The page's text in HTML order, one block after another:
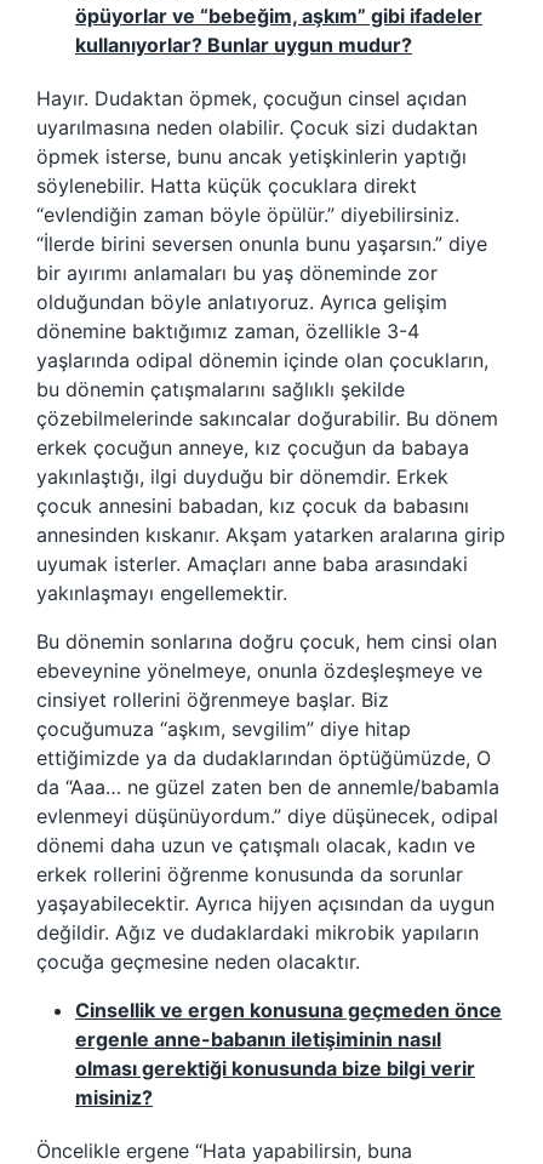
öpüyorlar ve “bebeğim, aşkım” gibi ifadeler
kullanıyorlar? Bunlar uygun mudur?
Hayır. Dudaktan öpmek, çocuğun cinsel açıdan
uyarılmasına neden olabilir. Çocuk sizi dudaktan
öpmek isterse, bunu ancak yetişkinlerin yaptığı
söylenebilir. Hatta küçük çocuklara direkt
“evlendiğin zaman böyle öpülür.” diyebilirsiniz.
“İlerde birini seversen onunla bunu yaşarsın.” diye
bir ayırımı anlamaları bu yaş döneminde zor
olduğundan böyle anlatıyoruz. Ayrıca gelişim
dönemine baktığımız zaman, özellikle 3-4
yaşlarında odipal dönemin içinde olan çocukların,
bu dönemin çatışmalarını sağlıklı şekilde
çözebilmelerinde sakıncalar doğurabilir. Bu dönem
erkek çocuğun anneye, kız çocuğun da babaya
yakınlaştığı, ilgi duyduğu bir dönemdir. Erkek
çocuk annesini babadan, kız çocuk da babasını
annesinden kıskanır. Akşam yatarken aralarına girip
uyumak isterler. Amaçları anne baba arasındaki
yakınlaşmayı engellemektir.
Bu dönemin sonlarına doğru çocuk, hem cinsi olan
ebeveynine yönelmeye, onunla özdeşleşmeye ve
cinsiyet rollerini öğrenmeye başlar. Biz
çocuğumuza “aşkım, sevgilim” diye hitap
ettiğimizde ya da dudaklarından öptüğümüzde, O
da “Aaa… ne güzel zaten ben de annemle/babamla
evlenmeyi düşünüyordum.” diye düşünecek, odipal
dönemi daha uzun ve çatışmalı olacak, kadın ve
erkek rollerini öğrenme konusunda da sorunlar
yaşayabilecektir. Ayrıca hijyen açısından da uygun
değildir. Ağız ve dudaklardaki mikrobik yapıların
çocuğa geçmesine neden olacaktır.
Cinsellik ve ergen konusuna geçmeden önce
ergenle anne-babanın iletişiminin nasıl
olması gerektiği konusunda bize bilgi verir
misiniz?
Öncelikle ergene “Hata yapabilirsin, buna